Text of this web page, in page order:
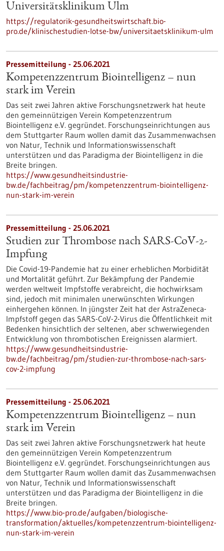
Universitätsklinikum Ulm
https://regulatorik-gesundheitswirtschaft.bio-
pro.de/klinischestudien-lotse-bw/universitaetsklinikum-ulm
Pressemitteilung - 25.06.2021
Kompetenzzentrum Biointelligenz – nun
stark im Verein
Das seit zwei Jahren aktive Forschungsnetzwerk hat heute
den gemeinnützigen Verein Kompetenzzentrum
Biointelligenz e.V. gegründet. Forschungseinrichtungen aus
dem Stuttgarter Raum wollen damit das Zusammenwachsen
von Natur, Technik und Informationswissenschaft
unterstützen und das Paradigma der Biointelligenz in die
Breite bringen.
https://www.gesundheitsindustrie-
bw.de/fachbeitrag/pm/kompetenzzentrum-biointelligenz-
nun-stark-im-verein
Pressemitteilung - 25.06.2021
Studien zur Thrombose nach SARS-CoV-2-
Impfung
Die Covid-19-Pandemie hat zu einer erheblichen Morbidität
und Mortalität geführt. Zur Bekämpfung der Pandemie
werden weltweit Impfstoffe verabreicht, die hochwirksam
sind, jedoch mit minimalen unerwünschten Wirkungen
einhergehen können. In jüngster Zeit hat der AstraZeneca-
Impfstoff gegen das SARS-CoV-2-Virus die Öffentlichkeit mit
Bedenken hinsichtlich der seltenen, aber schwerwiegenden
Entwicklung von thrombotischen Ereignissen alarmiert.
https://www.gesundheitsindustrie-
bw.de/fachbeitrag/pm/studien-zur-thrombose-nach-sars-
cov-2-impfung
Pressemitteilung - 25.06.2021
Kompetenzzentrum Biointelligenz – nun
stark im Verein
Das seit zwei Jahren aktive Forschungsnetzwerk hat heute
den gemeinnützigen Verein Kompetenzzentrum
Biointelligenz e.V. gegründet. Forschungseinrichtungen aus
dem Stuttgarter Raum wollen damit das Zusammenwachsen
von Natur, Technik und Informationswissenschaft
unterstützen und das Paradigma der Biointelligenz in die
Breite bringen.
https://www.bio-pro.de/aufgaben/biologische-
transformation/aktuelles/kompetenzzentrum-biointelligenz-
nun-stark-im-verein